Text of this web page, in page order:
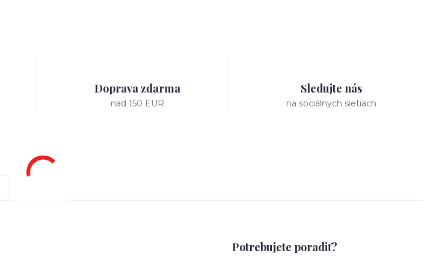
Doprava zdarma
nad 150 EUR
Sledujte nás
na sociálnych sietiach
Potrebujete poradiť?